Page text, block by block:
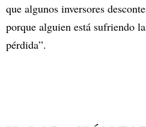
que algunos inversores
porque alguien está sufriendo
pérdida”.